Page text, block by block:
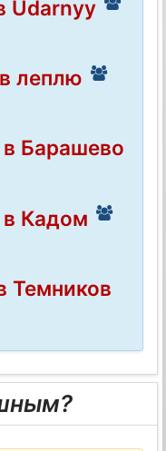
Udarnyy
леплю
в Барашево
в Кадом
Темников